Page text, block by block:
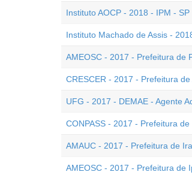
Instituto AOCP - 2018 - IPM -
Instituto Machado de Assis -
AMEOSC - 2017 - Prefeitura de
CRESCER - 2017 - Prefeitura
UFG - 2017 - DEMAE - Agente
CONPASS - 2017 - Prefeitura
AMAUC - 2017 - Prefeitura de
AMEOSC - 2017 - Prefeitura de